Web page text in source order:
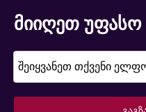
მიიღეთ უფასო